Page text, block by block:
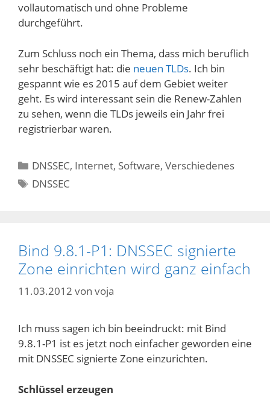
vollautomatisch und ohne Probleme
durchgeführt.
Zum Schluss noch ein Thema, dass mich beruflich
sehr beschäftigt hat: die neuen TLDs. Ich bin
gespannt wie es 2015 auf dem Gebiet weiter
geht. Es wird interessant sein die Renew-Zahlen
zu sehen, wenn die TLDs jeweils ein Jahr frei
registrierbar waren.
Kategorien
DNSSEC, Internet, Software,Verschiedenes
Schlagwörter
DNSSEC
Bind 9.8.1-P1: DNSSEC signierte
Zone einrichten wird ganz einfach
11.03.2012 von voja
Ich muss sagen ich bin beeindruckt: mit Bind
9.8.1-P1 ist es jetzt noch einfacher geworden eine
mit DNSSEC signierte Zone einzurichten.
Schlüssel erzeugen